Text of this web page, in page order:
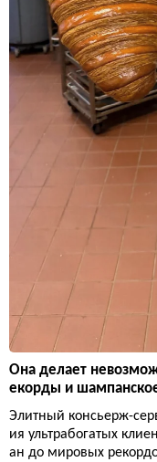
Она делает
екорды и
Элитный консьерж-
ия ультрабогатых
ан до мировых